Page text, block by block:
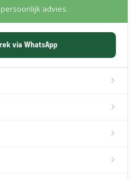
advies.
via WhatsApp